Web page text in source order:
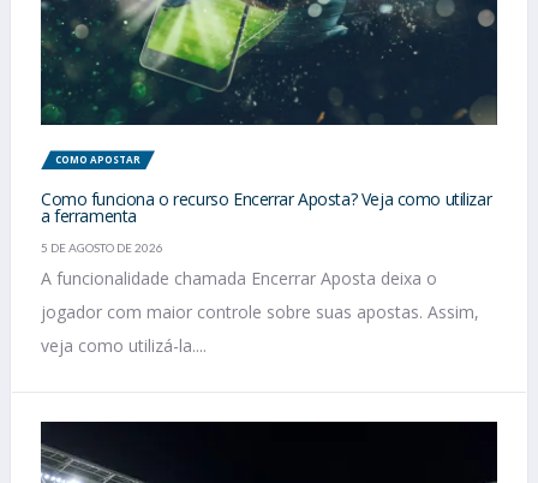
COMO APOSTAR
Como funciona o recurso Encerrar Aposta? Veja como utilizar
a ferramenta
5 DE AGOSTO DE 2026
A funcionalidade chamada Encerrar Aposta deixa o
jogador com maior controle sobre suas apostas. Assim,
veja como utilizá-la....